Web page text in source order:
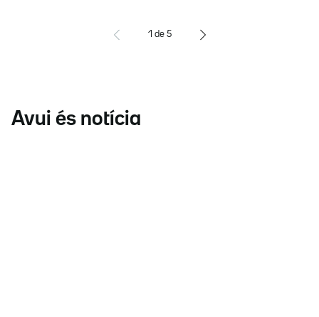
1 de 5
Avui és notícia